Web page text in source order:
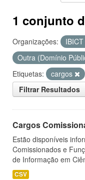
1 conjunto
Organizações: IBICT
Outra (Domínio
Etiquetas:
cargos
Filtrar Resultados
Cargos
Estão disponíveis
Comissionados e
de Informação em
CSV